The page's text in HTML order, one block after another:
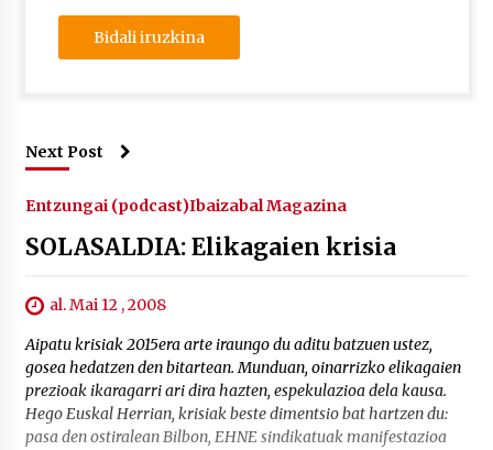
Next Post
Entzungai (podcast)Ibaizabal Magazina
SOLASALDIA: Elikagaien krisia
al. Mai 12 , 2008
Aipatu krisiak 2015era arte iraungo du aditu batzuen ustez,
gosea hedatzen den bitartean. Munduan, oinarrizko elikagaien
prezioak ikaragarri ari dira hazten, espekulazioa dela kausa.
Hego Euskal Herrian, krisiak beste dimentsio bat hartzen du:
pasa den ostiralean Bilbon, EHNE sindikatuak manifestazioa